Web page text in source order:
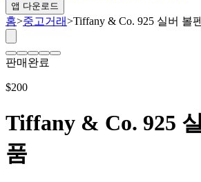
앱 다운로드
홈>중고거래>Tiffany & Co. 925 실버 볼
판매완료
$200
Tiffany & Co. 925
품